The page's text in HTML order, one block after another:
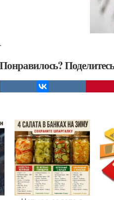
.
Понравилось?